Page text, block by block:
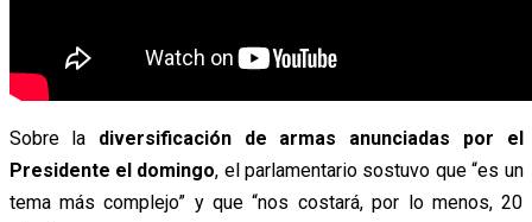
Sobre la diversificación de armas anunciadas por el
Presidente el domingo, el parlamentario sostuvo que “es un
tema más complejo” y que “nos costará, por lo menos, 20